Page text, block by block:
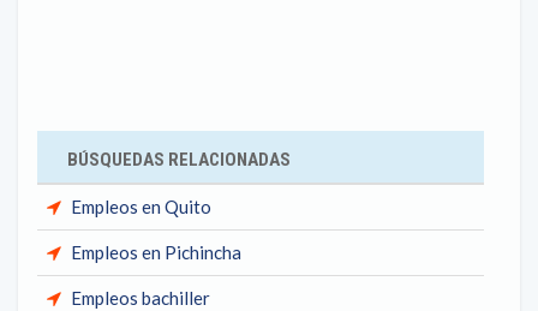
BÚSQUEDAS RELACIONADAS
Empleos en Quito
Empleos en Pichincha
Empleos bachiller